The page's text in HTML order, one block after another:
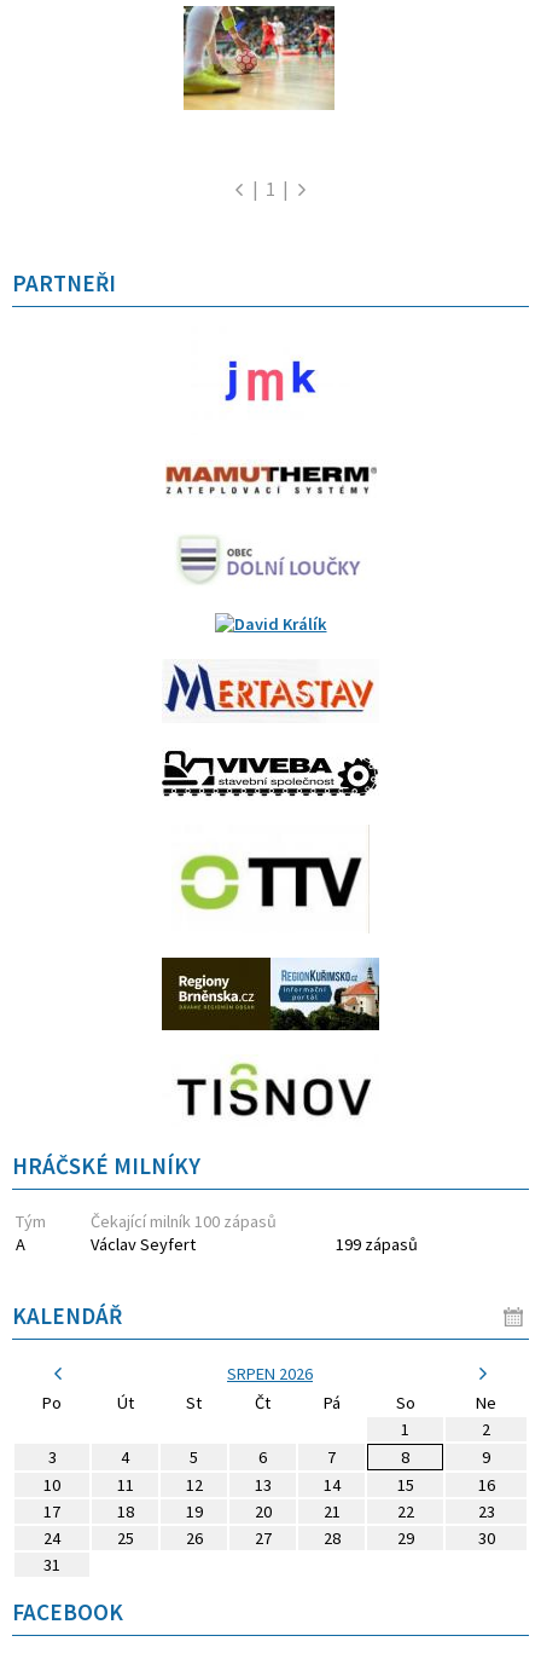
| 1 |
PARTNEŘI
HRÁČSKÉ MILNÍKY
Tým
Čekající milník 100 zápasů
A
Václav Seyfert 199 zápasů
KALENDÁŘ
SRPEN 2026
Po
Út St Čt Pá So
Ne
1
2
3
4 5 6 7 8
9
10
11 12 13 14 15
16
17
18 19 20 21 22
23
24
25 26 27 28 29
30
31
FACEBOOK